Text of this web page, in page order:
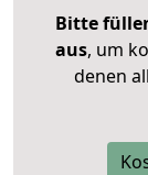
Bitte
aus, um
denen